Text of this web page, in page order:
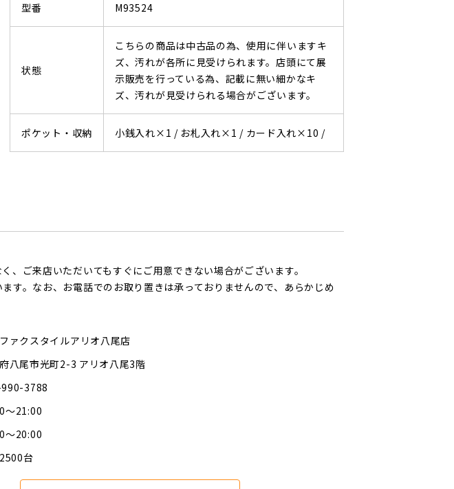
型番 M93524
状態
こちらの商品は中古品の為、使用に伴いますキ
ズ、汚れが各所に見受けられます。店頭にて展
示販売を行っている為、記載に無い細かなキ
ズ、汚れが見受けられる場合がございます。
ポケット・収納 小銭入れ×1 / お札入れ×1 / カード入れ×10 /
ご来店いただいてもすぐにご用意できない場合がございます。
す。なお、お電話でのお取り置きは承っておりませんので、あらかじめ
ァクスタイルアリオ八尾店
八尾市光町2-3 アリオ八尾3階
3788
～21:00
～20:00
台